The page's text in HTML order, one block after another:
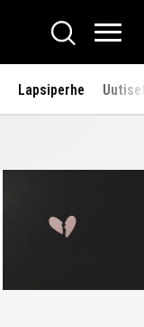
Hae
Lapsiperhe